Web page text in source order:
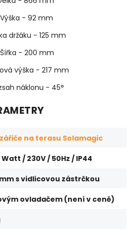
- 92 mm
držáku - 125 mm
- 200 mm
výška - 217 mm
náklonu - 45°
na terasu Solamagic
/ 230V / 50Hz / IP44
s vidlicovou zástrčkou
ovladačem (není v ceně)